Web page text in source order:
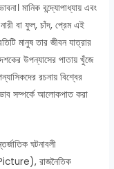
মানিক বন্দ্যোপাধ্যায় এবং
নারী বা ফুল, চাঁদ, প্রেম এই
মানুষ তার জীবন যাত্রার
উপন্যাসের পাতায় খুঁজে
রচনায় বিশ্বের
সম্পর্কে আলোকপাত করা
ঘটনাবলী
রাজনৈতিক